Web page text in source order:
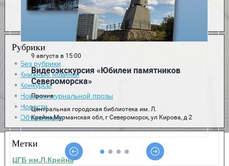
Рубрики
Без рубрики
Книжные новинки
Конкурсы
Новинки журнальной прозы
Новости
Объявления
Метки
ЦГБ им.Л.Крейна